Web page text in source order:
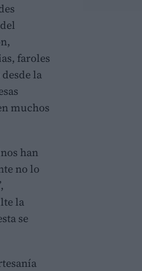
faroles
la
muchos
han
no lo
la
se